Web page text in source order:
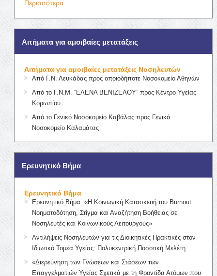
Περισσότερα
Αιτήματα για αμοιβαίες μετατάξεις
Αιτήματα για αμοιβαίες μετατάξεις Νοσηλευτών
Από Γ.Ν. Λευκάδας προς οποιοδήποτε Νοσοκομείο Αθηνών
Από το Γ.Ν.Μ. “ΕΛΕΝΑ ΒΕΝΙΖΕΛΟΥ” προς Κέντρο Υγείας
Κορωπίου
Από το Γενικό Νοσοκομείο Καβάλας προς Γενικό
Νοσοκομείο Καλαμάτας
Ερευνητικό Βήμα
Ερευνητικό Βήμα
Ερευνητικό Βήμα: «Η Κοινωνική Κατασκευή του Burnout:
Νοηματοδότηση, Στίγμα και Αναζήτηση Βοήθειας σε
Νοσηλευτές και Κοινωνικούς Λειτουργούς»
Αντιλήψεις Νοσηλευτών για τις Διοικητικές Πρακτικές στον
Ιδιωτικό Τομέα Υγείας: Πολυκεντρική Ποσοτική Μελέτη
«Διερεύνηση των Γνώσεων και Στάσεων των
Επαγγελματιών Υγείας Σχετικά με τη Φροντίδα Ατόμων που